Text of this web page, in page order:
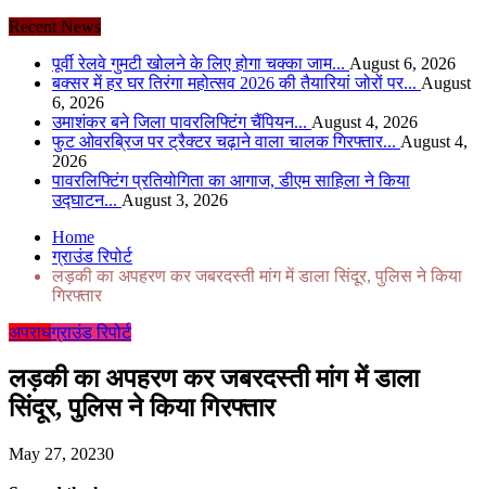
Recent News
पूर्वी रेलवे गुमटी खोलने के लिए होगा चक्का जाम... August 6, 2026
बक्सर में हर घर तिरंगा महोत्सव 2026 की तैयारियां जोरों पर... August
6, 2026
उमाशंकर बने जिला पावरलिफ्टिंग चैंपियन... August 4, 2026
फुट ओवरब्रिज पर ट्रैक्टर चढ़ाने वाला चालक गिरफ्तार... August 4,
2026
पावरलिफ्टिंग प्रतियोगिता का आगाज, डीएम साहिला ने किया
उद्घाटन... August 3, 2026
Home
ग्राउंड रिपोर्ट
लड़की का अपहरण कर जबरदस्ती मांग में डाला सिंदूर, पुलिस ने किया
गिरफ्तार
अपराधग्राउंड रिपोर्ट
लड़की का अपहरण कर जबरदस्ती मांग में डाला
सिंदूर, पुलिस ने किया गिरफ्तार
May 27, 20230